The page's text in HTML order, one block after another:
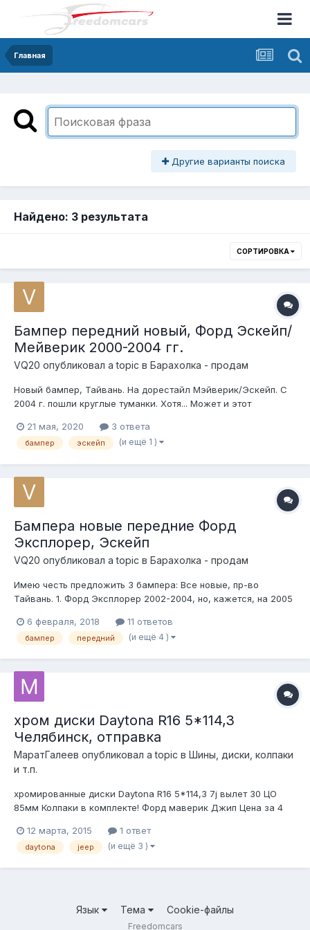
Главная
Другие варианты поиска
Найдено: 3 результата
СОРТИРОВКА
Бампер передний новый, Форд Эскейп/
Мейверик 2000-2004 гг.
VQ20 опубликовал a topic в Барахолка - продам
Новый бампер, Тайвань. На дорестайл Мэйверик/Эскейп. С
2004 г. пошли круглые туманки. Хотя... Может и этот
Отправлю транспортной.
21 мая, 2020 3 ответа
бампер эскейп (и ещё 1 )
Бампера новые передние Форд
Эксплорер, Эскейп
VQ20 опубликовал a topic в Барахолка - продам
Имею честь предложить 3 бампера: Все новые, пр-во
Тайвань. 1. Форд Эксплорер 2002-2004, но, кажется, на 2005
2001 - 2006. Возможно, подойдёт и на Мэйверик, только у
него туманки вроде шли круглые... Цена штуки - 3000 р.
6 февраля, 2018 11 ответов
бампер передний (и ещё 4 )
хром диски Daytona R16 5*114,3
Челябинск, отправка
МаратГалеев опубликовал a topic в Шины, диски, колпаки
и т.п.
хромированные диски Daytona R16 5*114,3 7j вылет 30 ЦО
85мм Колпаки в комплекте! Форд маверик Джип Цена за 4
ровные, без пробега по РФ. Возможна отправка по РФ.
Доставка по РФ 300-400 руб. за комплект дисков, срок
12 марта, 2015 1 ответ
daytona jeep (и ещё 3 )
Язык Тема Cookie-файлы
Freedomcars